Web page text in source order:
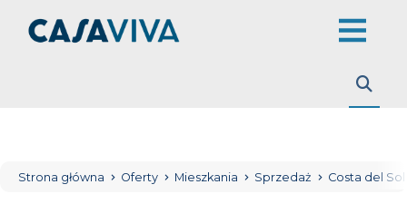
Strona główna Oferty Mieszkania Sprzedaż Costa del Sol